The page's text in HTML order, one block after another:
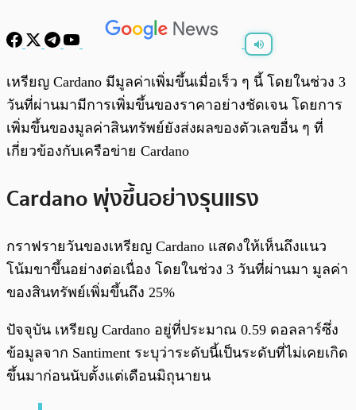
0:00 / 0:00
เหรียญ Cardano มีมูลค่าเพิ่มขึ้นเมื่อเร็ว ๆ นี้ โดยในช่วง 3
วันที่ผ่านมามีการเพิ่มขึ้นของราคาอย่างชัดเจน โดยการ
เพิ่มขึ้นของมูลค่าสินทรัพย์ยังส่งผลของตัวเลขอื่น ๆ ที่
เกี่ยวข้องกับเครือข่าย Cardano
Cardano พุ่งขึ้นอย่างรุนแรง
กราฟรายวันของเหรียญ Cardano แสดงให้เห็นถึงแนว
โน้มขาขึ้นอย่างต่อเนื่อง โดยในช่วง 3 วันที่ผ่านมา มูลค่า
ของสินทรัพย์เพิ่มขึ้นถึง 25%
ปัจจุบัน เหรียญ Cardano อยู่ที่ประมาณ 0.59 ดอลลาร์ซึ่ง
ข้อมูลจาก Santiment ระบุว่าระดับนี้เป็นระดับที่ไม่เคยเกิด
ขึ้นมาก่อนนับตั้งแต่เดือนมิถุนายน